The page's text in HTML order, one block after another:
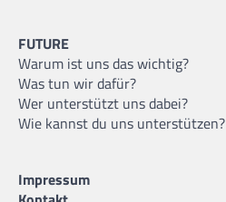
FUTURE
Warum ist uns das wichtig?
Was tun wir dafür?
Wer unterstützt uns dabei?
Wie kannst du uns unterstützen?
Impressum